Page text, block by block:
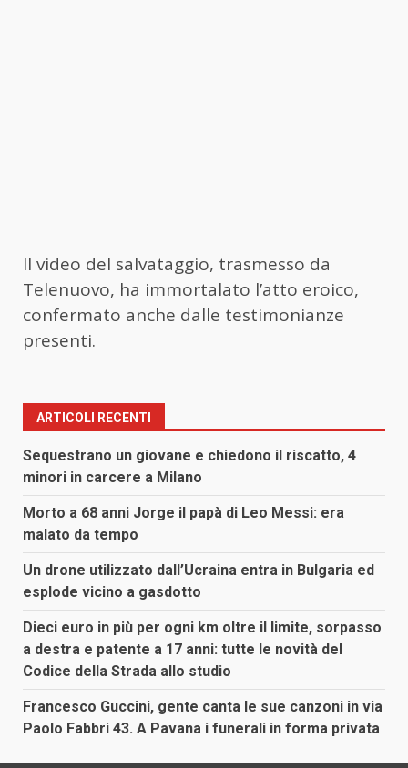
Il video del salvataggio, trasmesso da
Telenuovo, ha immortalato l’atto eroico,
confermato anche dalle testimonianze
presenti.
ARTICOLI RECENTI
Sequestrano un giovane e chiedono il riscatto, 4
minori in carcere a Milano
Morto a 68 anni Jorge il papà di Leo Messi: era
malato da tempo
Un drone utilizzato dall’Ucraina entra in Bulgaria ed
esplode vicino a gasdotto
Dieci euro in più per ogni km oltre il limite, sorpasso
a destra e patente a 17 anni: tutte le novità del
Codice della Strada allo studio
Francesco Guccini, gente canta le sue canzoni in via
Paolo Fabbri 43. A Pavana i funerali in forma privata